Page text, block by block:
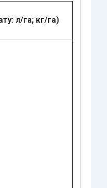
л/га; кг/га)